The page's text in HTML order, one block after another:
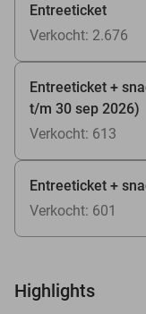
Entreeticket
Verkocht: 2.676
Entreeticket +
t/m 30 sep 2026)
Verkocht: 613
Entreeticket +
Verkocht: 601
Highlights